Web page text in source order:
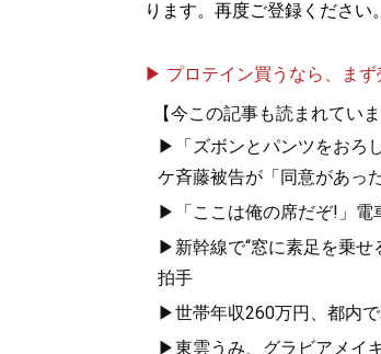
ります。再度ご登録ください。
▶ プロテイン買うなら、ま
【今この記事も読まれていま
▶「ズボンとパンツをおろ
ケ斉藤被告が「同意があっ
▶「ここは俺の席だぞ!」電
▶新幹線で“窓に素足を乗せ
拍手
▶世帯年収260万円、都内
▶東雲うみ、グラビアメイ